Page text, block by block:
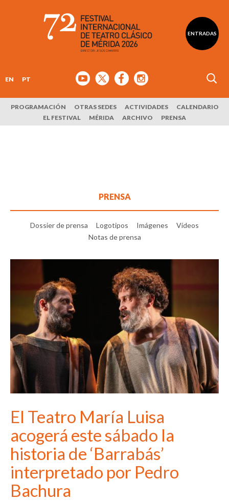
ENTRADAS
EN PT
PROGRAMACIÓN OTRAS SEDES ACTIVIDADES
CALENDARIO
EL FESTIVAL
MÉRIDA ARCHIVO PRENSA
PRENSA
Dossier de prensa Logotipos Imágenes
Vídeos
Notas de prensa
El Teatro María Luisa
acogerá este sábado la
historia de ‘Barrabás’
interpretado por Pedro
Bachura